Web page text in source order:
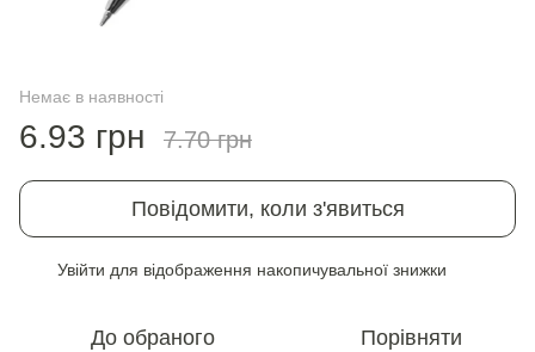
Немає в наявності
6.93 грн 7.70 грн
Повідомити, коли з'явиться
Увійти для відображення накопичувальної знижки
До обраного Порівняти